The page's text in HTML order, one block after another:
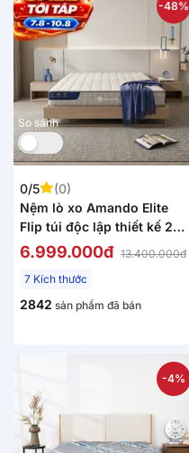
So sánh
-48%
0/5
(0)
Nệm lò xo Amando Elite
Flip túi độc lập thiết kế 2
mặt linh hoạt dày 24cm
6.999.000đ 13.400.000đ
7 Kích thước
2842 sản phẩm đã bán
-4%